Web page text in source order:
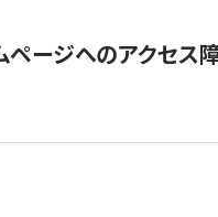
ページへのアクセス